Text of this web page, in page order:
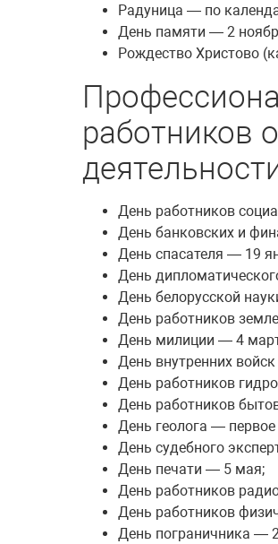
Радуница — по
День памяти — 2
Рождество Христово
работников
День работников
День банковских и
День спасателя — 19
День
День белорусской
День работников
День милиции — 4
День внутренних
День работников
День работников
День геолога — первое
День судебного
День печати — 5 мая;
День работников
День работников
День пограничника —